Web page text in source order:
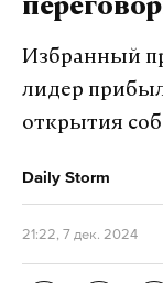
Избранный
лидер
открытия
Daily Storm
21:22, 7 дек. 2024